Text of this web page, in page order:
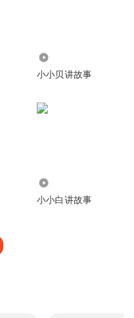
小小贝讲故事
小小白讲故事